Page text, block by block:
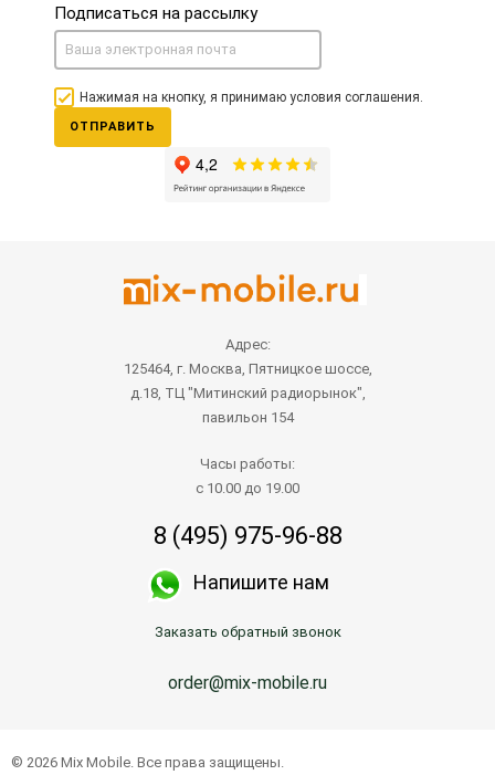
Написать продавцу
Подписаться на рассылку
Нажимая на кнопку, я принимаю условия соглашения.
ОТПРАВИТЬ
Адрес:
125464, г. Москва, Пятницкое шоссе,
д.18, ТЦ "Митинский радиорынок",
павильон 154
Часы работы:
с 10.00 до 19.00
8 (495) 975-96-88
Напишите нам
Заказать обратный звонок
order@mix-mobile.ru
© 2026 Mix Mobile. Все права защищены.